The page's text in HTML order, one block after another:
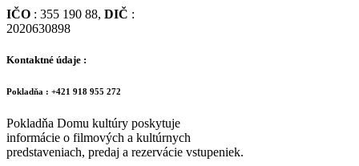
IČO : 355 190 88, DIČ :
2020630898
Kontaktné údaje :
Pokladňa : +421 918 955 272
Pokladňa Domu kultúry poskytuje
informácie o filmových a kultúrnych
predstaveniach, predaj a rezervácie vstupeniek.